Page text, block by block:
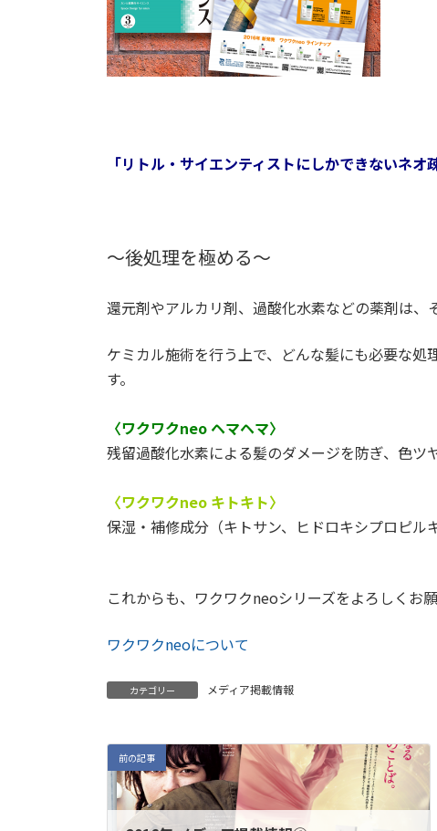
「リトル・サイエンティストにしかできないネオ
～後処理を極める～
還元剤やアルカリ剤、過酸化水素などの薬剤は、
ケミカル施術を行う上で、どんな髪にも必要な
す。
〈ワクワクneo ヘマヘマ〉
残留過酸化水素による髪のダメージを防ぎ、色ツ
〈ワクワクneo キトキト〉
保湿・補修成分（キトサン、ヒドロキシプロピ
これからも、ワクワクneoシリーズをよろしくお願
ワクワクneoについて
カテゴリー メディア掲載情報
前の記事